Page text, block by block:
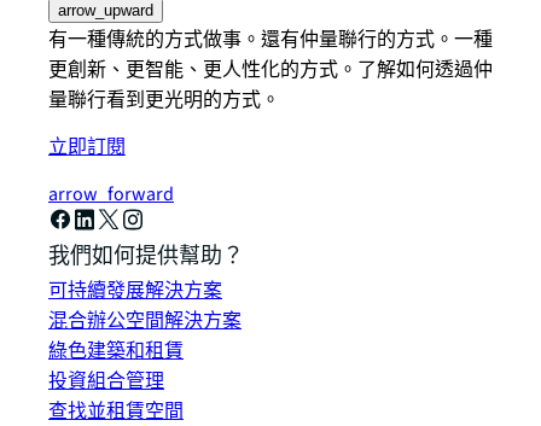
arrow_upward
有一種傳統的方式做事。還有仲量聯行的方式。一種
更創新、更智能、更人性化的方式。了解如何透過仲
量聯行看到更光明的方式。
立即訂閱
arrow_forward
我們如何提供幫助？
可持續發展解決方案
混合辦公空間解決方案
綠色建築和租賃
投資組合管理
查找並租賃空間